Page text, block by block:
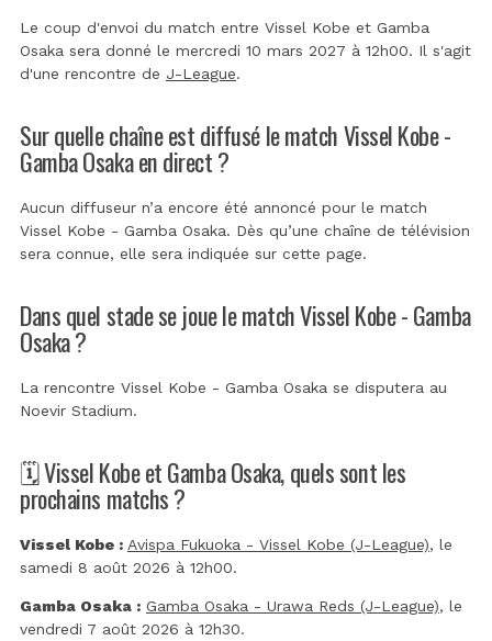
Le coup d'envoi du match entre Vissel Kobe et Gamba
Osaka sera donné le mercredi 10 mars 2027 à 12h00. Il s'agit
d'une rencontre de J-League.
Sur quelle chaîne est diffusé le match Vissel Kobe -
Gamba Osaka en direct ?
Aucun diffuseur n’a encore été annoncé pour le match
Vissel Kobe - Gamba Osaka. Dès qu’une chaîne de télévision
sera connue, elle sera indiquée sur cette page.
Dans quel stade se joue le match Vissel Kobe - Gamba
Osaka ?
La rencontre Vissel Kobe - Gamba Osaka se disputera au
Noevir Stadium.
🗓️ Vissel Kobe et Gamba Osaka, quels sont les
prochains matchs ?
Vissel Kobe : Avispa Fukuoka - Vissel Kobe (J-League), le
samedi 8 août 2026 à 12h00.
Gamba Osaka : Gamba Osaka - Urawa Reds (J-League), le
vendredi 7 août 2026 à 12h30.